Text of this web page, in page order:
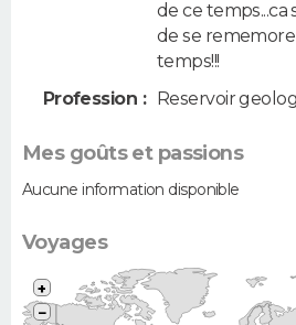
de ce temps...ca
de se
temps!!!
Profession : Reservoir
Mes goûts et passions
Aucune information disponible
Voyages
+
−